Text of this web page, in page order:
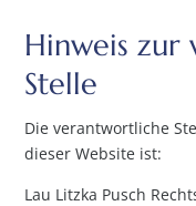
Hinweis zur
Stelle
Die verantwortliche
dieser Website ist:
Lau Litzka Pusch